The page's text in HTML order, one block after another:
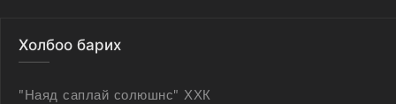
Холбоо барих
"Наяд саплай солюшнс" ХХК